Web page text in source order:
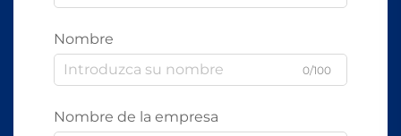
Nombre
0/100
Nombre de la empresa